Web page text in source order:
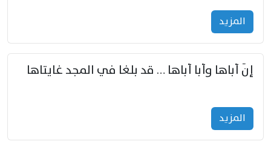
المزید
إنّ أباها وأبا أباها … قد بلغا في المجد غايتاها
المزید